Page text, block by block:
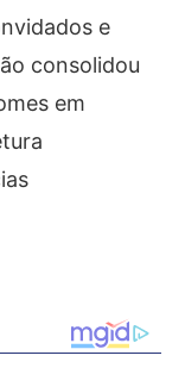
e
consolidou
em